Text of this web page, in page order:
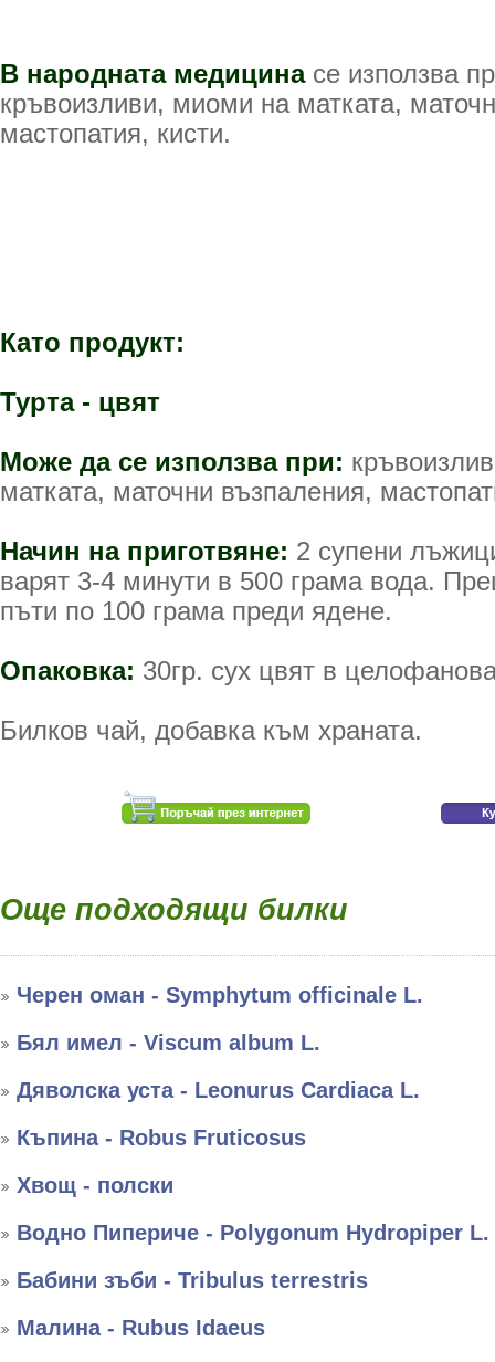
В народната медицина се използва
кръвоизливи, миоми на матката,
мастопатия, кисти.
Като продукт:
Турта - цвят
Може да се използва при:
матката, маточни възпаления,
Начин на приготвяне: 2 супени
варят 3-4 минути в 500 грама вода.
пъти по 100 грама преди ядене.
Опаковка: 30гр. сух цвят в
Билков чай, добавка към храната.
Още подходящи билки
Черен оман - Symphytum officinale L.
Бял имел - Viscum album L.
Дяволска уста - Leonurus Cardiaca L.
Къпина - Robus Fruticosus
Хвощ - полски
Водно Пипериче - Polygonum Hydropiper L.
Бабини зъби - Tribulus terrestris
Малина - Rubus Idaeus